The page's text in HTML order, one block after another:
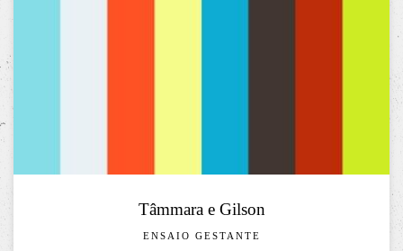
Tâmmara e Gilson
ENSAIO GESTANTE